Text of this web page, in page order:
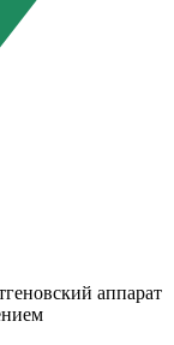
аппарат